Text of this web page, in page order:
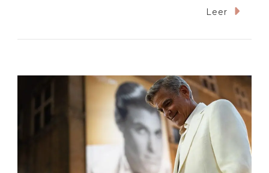
«Valor
Obra
Madura
Consciente
De
Sus
Leer